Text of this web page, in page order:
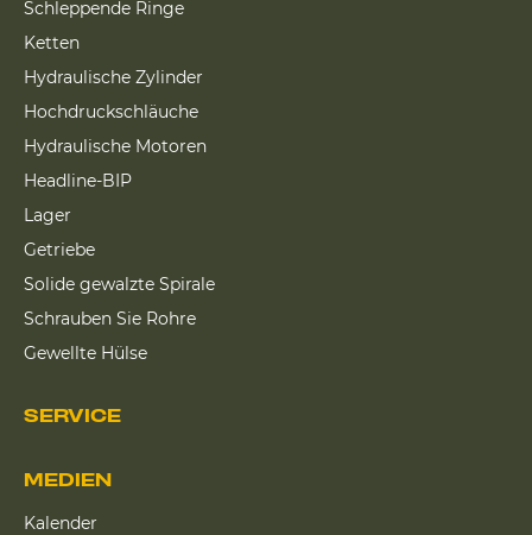
Schleppende Ringe
Ketten
Hydraulische Zylinder
Hochdruckschläuche
Hydraulische Motoren
Headline-BIP
Lager
Getriebe
Solide gewalzte Spirale
Schrauben Sie Rohre
Gewellte Hülse
SERVICE
MEDIEN
Kalender